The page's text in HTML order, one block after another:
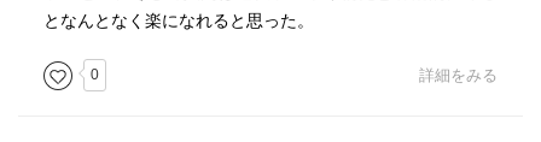
できるなら、それはそれでいいような気がしてくる。
となんとなく楽になれると思った。
0 詳細をみる